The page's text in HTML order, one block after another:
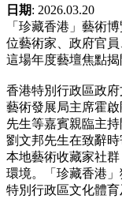
日期: 2026.03.20
「珍藏香港」藝術
位藝術家、政府官
這場年度藝壇焦點揭
香港特別行政區政
藝術發展局主席霍
先生等嘉賓親臨主持
劉文邦先生在致辭
本地藝術收藏家社
環境。「珍藏香港
特別行政區文化體